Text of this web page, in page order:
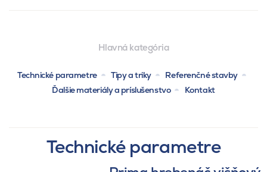
Hlavná kategória
Technické parametre Tipy a triky
Referenčné stavby
Ďalšie materiály a príslušenstvo
Kontakt
Technické parametre